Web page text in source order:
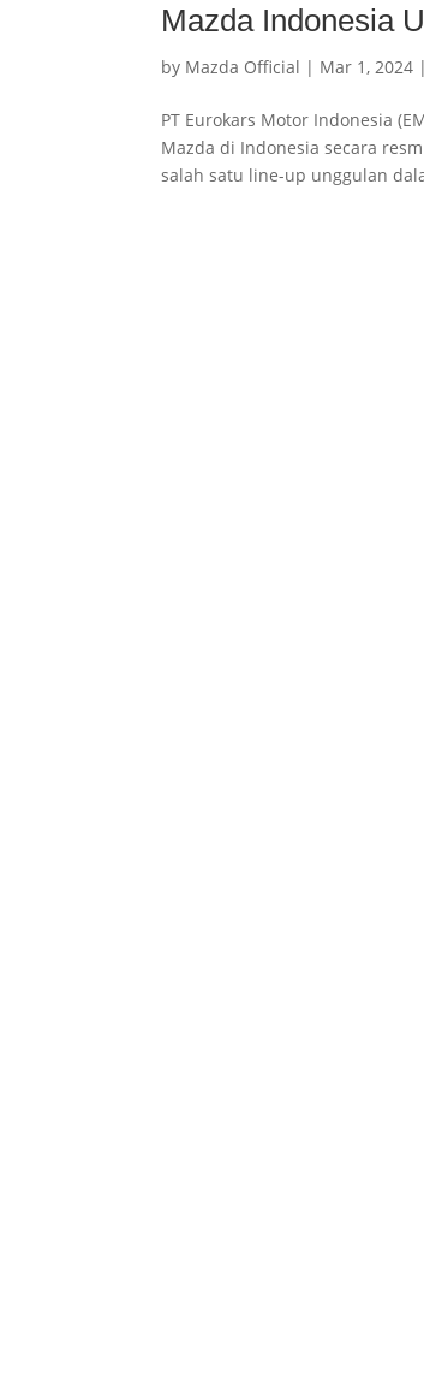
Mazda Indonesia
by Mazda Official | Mar 1, 2024 |
PT Eurokars Motor Indonesia
Mazda di Indonesia secara
salah satu line-up unggulan